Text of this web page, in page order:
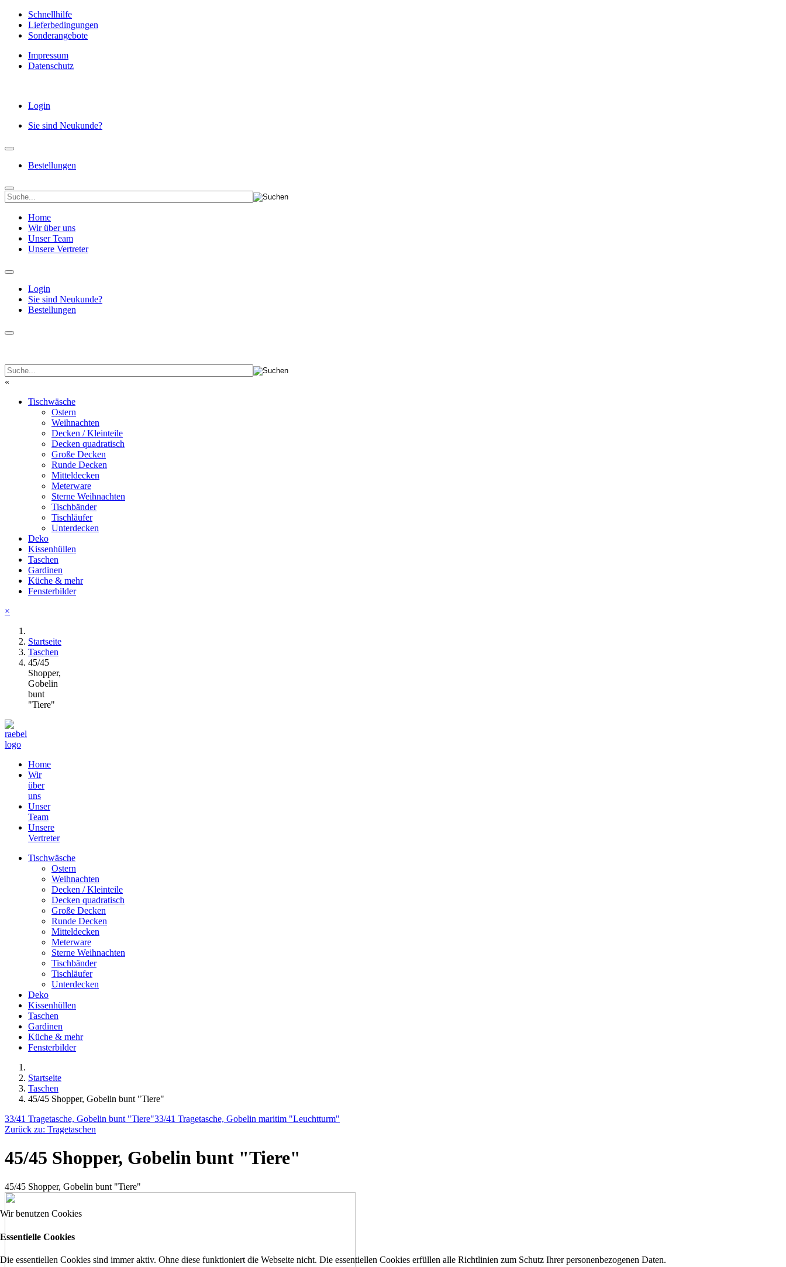
Schnellhilfe
Lieferbedingungen
Sonderangebote
Impressum
Datenschutz
Login
Sie sind Neukunde?
Bestellungen
Home
Wir über uns
Unser Team
Unsere Vertreter
Login
Sie sind Neukunde?
Bestellungen
«
Tischwäsche
Ostern
Weihnachten
Decken / Kleinteile
Decken quadratisch
Große Decken
Runde Decken
Mitteldecken
Meterware
Sterne Weihnachten
Tischbänder
Tischläufer
Unterdecken
Deko
Kissenhüllen
Taschen
Gardinen
Küche & mehr
Fensterbilder
×
Startseite
Taschen
45/45
Shopper,
Gobelin
bunt
"Tiere"
Home
Wir
über
uns
Unser
Team
Unsere
Vertreter
Tischwäsche
Ostern
Weihnachten
Decken / Kleinteile
Decken quadratisch
Große Decken
Runde Decken
Mitteldecken
Meterware
Sterne Weihnachten
Tischbänder
Tischläufer
Unterdecken
Deko
Kissenhüllen
Taschen
Gardinen
Küche & mehr
Fensterbilder
Startseite
Taschen
45/45 Shopper, Gobelin bunt "Tiere"
33/41 Tragetasche, Gobelin bunt "Tiere"33/41 Tragetasche, Gobelin maritim "Leuchtturm"
Zurück zu: Tragetaschen
45/45 Shopper, Gobelin bunt "Tiere"
45/45 Shopper, Gobelin bunt "Tiere"
Wir benutzen Cookies
Essentielle Cookies
Die essentiellen Cookies sind immer aktiv. Ohne diese funktioniert die Webseite nicht. Die essentiellen Cookies erfüllen alle Richtlinien zum Schutz Ihrer personenbezogenen Daten.